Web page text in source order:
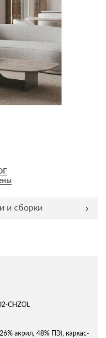
и сборки
CHZOL
акрил, 48% ПЭ), каркас-